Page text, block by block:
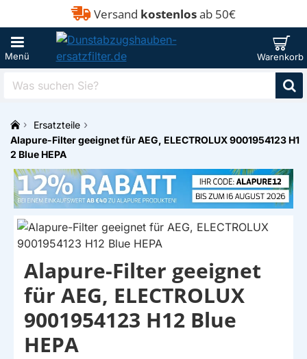
Versand kostenlosab 50€
Was
h
o
e
Ersatzteile
Alapure-Filter geeignet für AEG, ELECTROLUX 9001954123 H1
2 Blue HEPA
EIGENMARKE
Alapure-Filter geeignet
für AEG, ELECTROLUX
9001954123 H12 Blue
HEPA